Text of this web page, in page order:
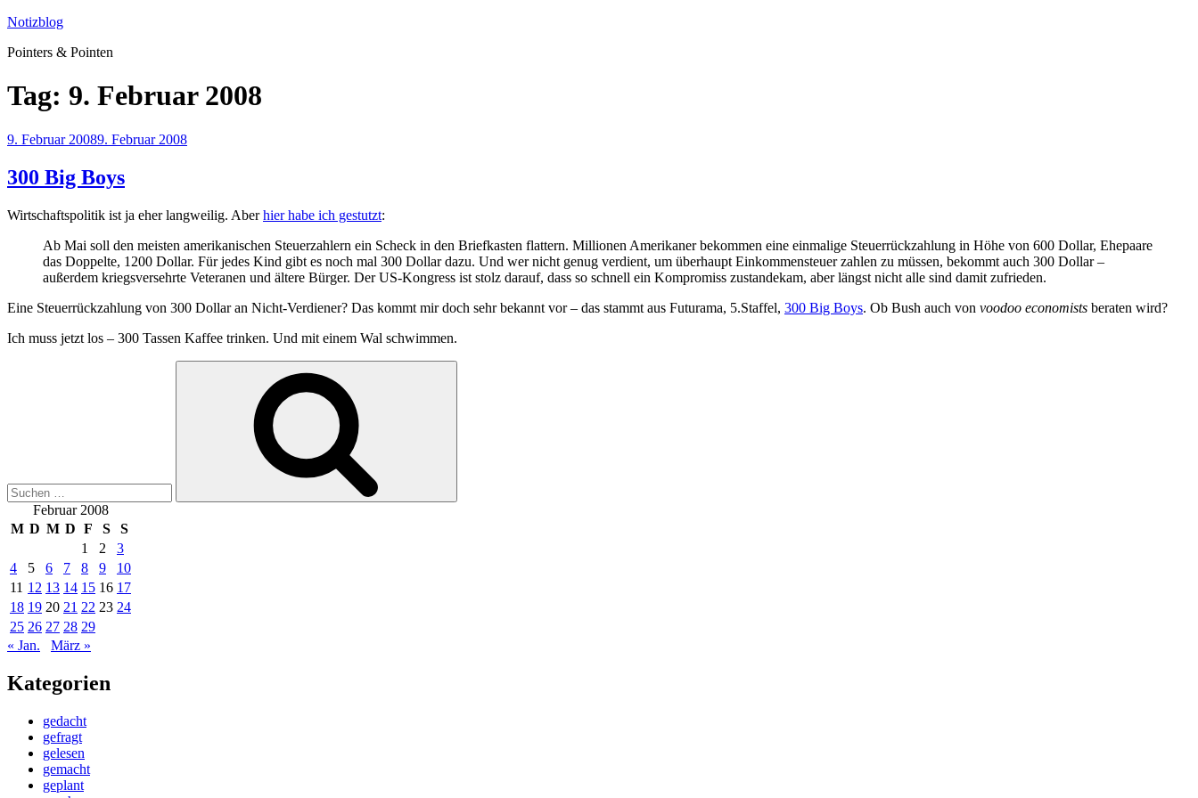
Zum
springen
Notizblog
Pointers & Pointen
Tag: 9. Februar 2008
Veröffentlicht
9. Februar 20089. Februar 2008
300 Big Boys
Wirtschaftspolitik ist ja eher langweilig. Aberhier habe ich gestutzt:
Ab Mai soll den meisten amerikanischen Steuerzahlern ein Scheck in den Briefkasten flattern. Millionen Amerikaner bekommen eine einmalige Steuerrückzahlung in Höhe von 600 Dollar, Ehepaare
das Doppelte, 1200 Dollar. Für jedes Kind gibt es noch mal 300 Dollar dazu. Und wer nicht genug verdient, um überhaupt Einkommensteuer zahlen zu müssen, bekommt auch 300 Dollar –
außerdem kriegsversehrte Veteranen und ältere Bürger. Der US-Kongress ist stolz darauf, dass so schnell ein Kompromiss zustandekam, aber längst nicht alle sind damit zufrieden.
Eine Steuerrückzahlung von 300 Dollar an Nicht-Verdiener? Das kommt mir doch sehr bekannt vor – das stammt aus Futurama, 5.Staffel, 300 Big Boys. Ob Bush auch von voodoo economists beraten wird?
Ich muss jetzt los – 300 Tassen Kaffee trinken. Und mit einem Wal schwimmen.
Februar 2008
M D M D F S
S
1
2
3
4
5 6 7 8 9
10
11 12 13 14 15 16 17
18 19 20 21 22 23 24
25 26 27 28 29
« Jan.
März »
Kategorien
gedacht
gefragt
gelesen
gemacht
geplant